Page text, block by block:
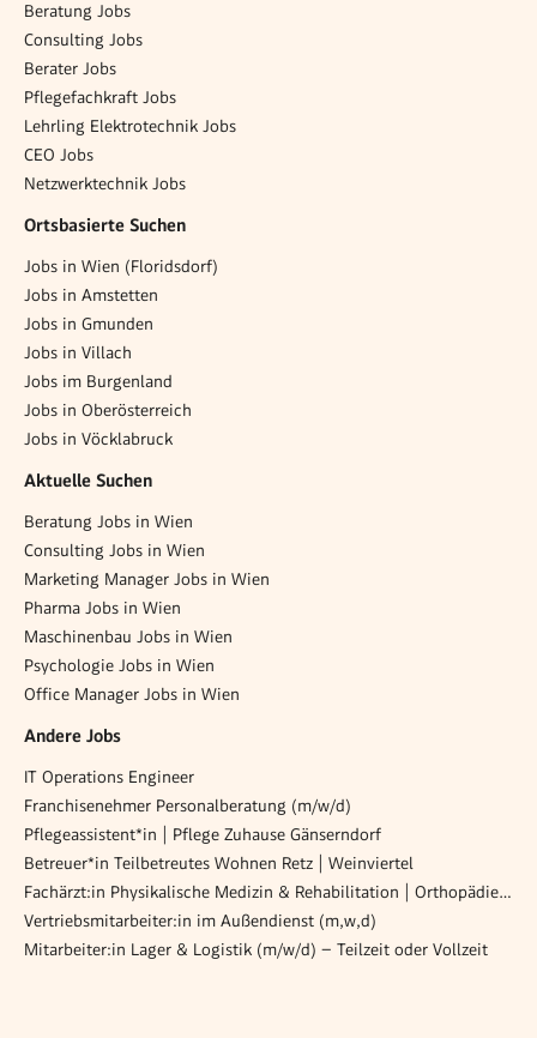
Beratung Jobs
Consulting Jobs
Berater Jobs
Pflegefachkraft Jobs
Lehrling Elektrotechnik Jobs
CEO Jobs
Netzwerktechnik Jobs
Ortsbasierte Suchen
Jobs in Wien (Floridsdorf)
Jobs in Amstetten
Jobs in Gmunden
Jobs in Villach
Jobs im Burgenland
Jobs in Oberösterreich
Jobs in Vöcklabruck
Aktuelle Suchen
Beratung Jobs in Wien
Consulting Jobs in Wien
Marketing Manager Jobs in Wien
Pharma Jobs in Wien
Maschinenbau Jobs in Wien
Psychologie Jobs in Wien
Office Manager Jobs in Wien
Andere Jobs
IT Operations Engineer
Franchisenehmer Personalberatung (m/w/d)
Pflegeassistent*in | Pflege Zuhause Gänserndorf
Betreuer*in Teilbetreutes Wohnen Retz | Weinviertel
Fachärzt:in Physikalische Medizin & Rehabilitation | Orthopädie od. Unfallchirurgie
Vertriebsmitarbeiter:in im Außendienst (m,w,d)
Mitarbeiter:in Lager & Logistik (m/w/d) – Teilzeit oder Vollzeit